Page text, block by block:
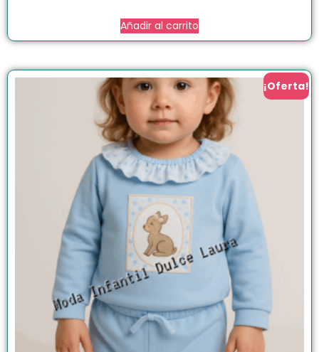
Añadir al carrito
¡Oferta!